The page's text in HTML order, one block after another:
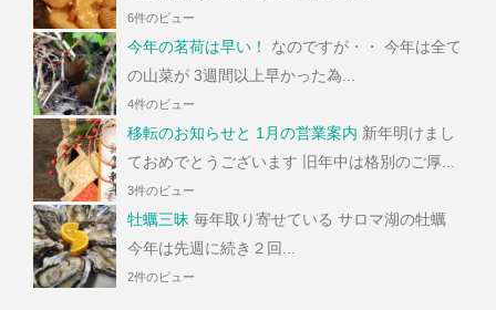
6件のビュー
今年の茗荷は早い！
なのですが・・ 今年は全て
の山菜が 3週間以上早かった為...
4件のビュー
移転のお知らせと 1月の営業案内 新年明けまし
ておめでとうございます 旧年中は格別のご厚...
3件のビュー
牡蠣三昧 毎年取り寄せている サロマ湖の牡蠣
今年は先週に続き２回...
2件のビュー